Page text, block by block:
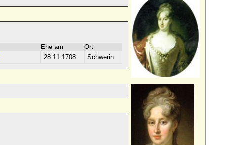
Ehe am
Ort
28.11.1708 Schwerin